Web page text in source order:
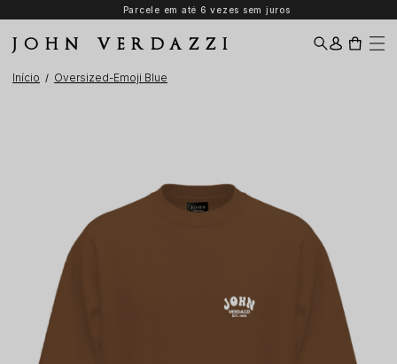
Parcele em até 6 vezes sem juros
JOHN VERDAZZI
Início Oversized-Emoji Blue